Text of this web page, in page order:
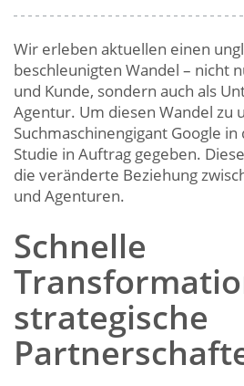
Wir erleben aktuellen einen
beschleunigten Wandel – nicht
und Kunde, sondern auch als
Agentur. Um diesen Wandel zu
Suchmaschinengigant Google in
Studie in Auftrag gegeben.
die veränderte Beziehung
und Agenturen.
Schnelle
strategische